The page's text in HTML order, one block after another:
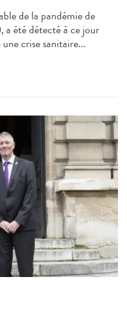
de la pandémie de
été détecté à ce jour
crise sanitaire...